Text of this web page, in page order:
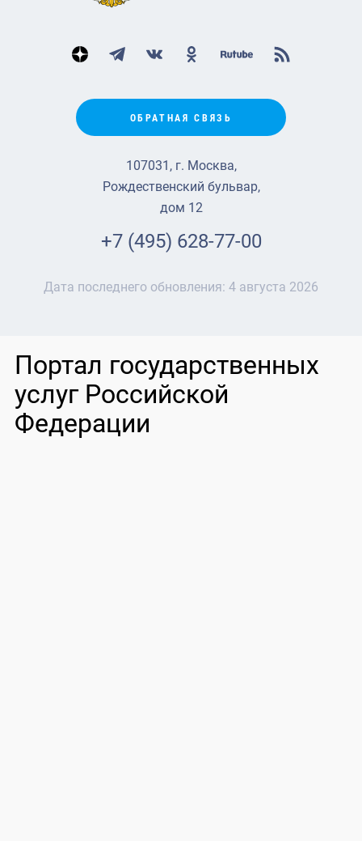
ОБРАТНАЯ СВЯЗЬ
107031, г. Москва,
Рождественский бульвар,
дом 12
+7 (495) 628-77-00
Дата последнего обновления: 4 августа 2026
Портал государственных
услуг Российской
Федерации